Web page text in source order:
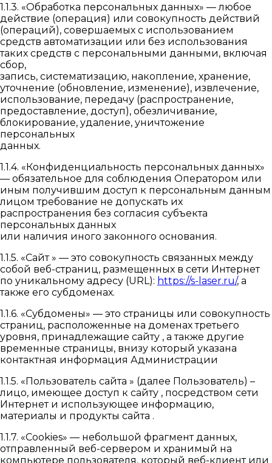
1.1.3. «Обработка персональных данных» — любое
действие (операция) или совокупность действий
(операций), совершаемых с использованием
средств автоматизации или без использования
таких средств с персональными данными, включая
сбор,
запись, систематизацию, накопление, хранение,
уточнение (обновление, изменение), извлечение,
использование, передачу (распространение,
предоставление, доступ), обезличивание,
блокирование, удаление, уничтожение
персональных
данных.
1.1.4. «Конфиденциальность персональных данных»
— обязательное для соблюдения Оператором или
иным получившим доступ к персональным данным
лицом требование не допускать их
распространения без согласия субъекта
персональных данных
или наличия иного законного основания.
1.1.5. «Сайт » — это совокупность связанных между
собой веб-страниц, размещенных в сети Интернет
по уникальному адресу (URL): https://s-laser.ru/, а
также его субдоменах.
1.1.6. «Субдомены» — это страницы или совокупность
страниц, расположенные на доменах третьего
уровня, принадлежащие сайту , а также другие
временные страницы, внизу который указана
контактная информация Администрации
1.1.5. «Пользователь сайта » (далее Пользователь) –
лицо, имеющее доступ к сайту , посредством сети
Интернет и использующее информацию,
материалы и продукты сайта .
1.1.7. «Cookies» — небольшой фрагмент данных,
отправленный веб-сервером и хранимый на
компьютере пользователя, который веб-клиент или